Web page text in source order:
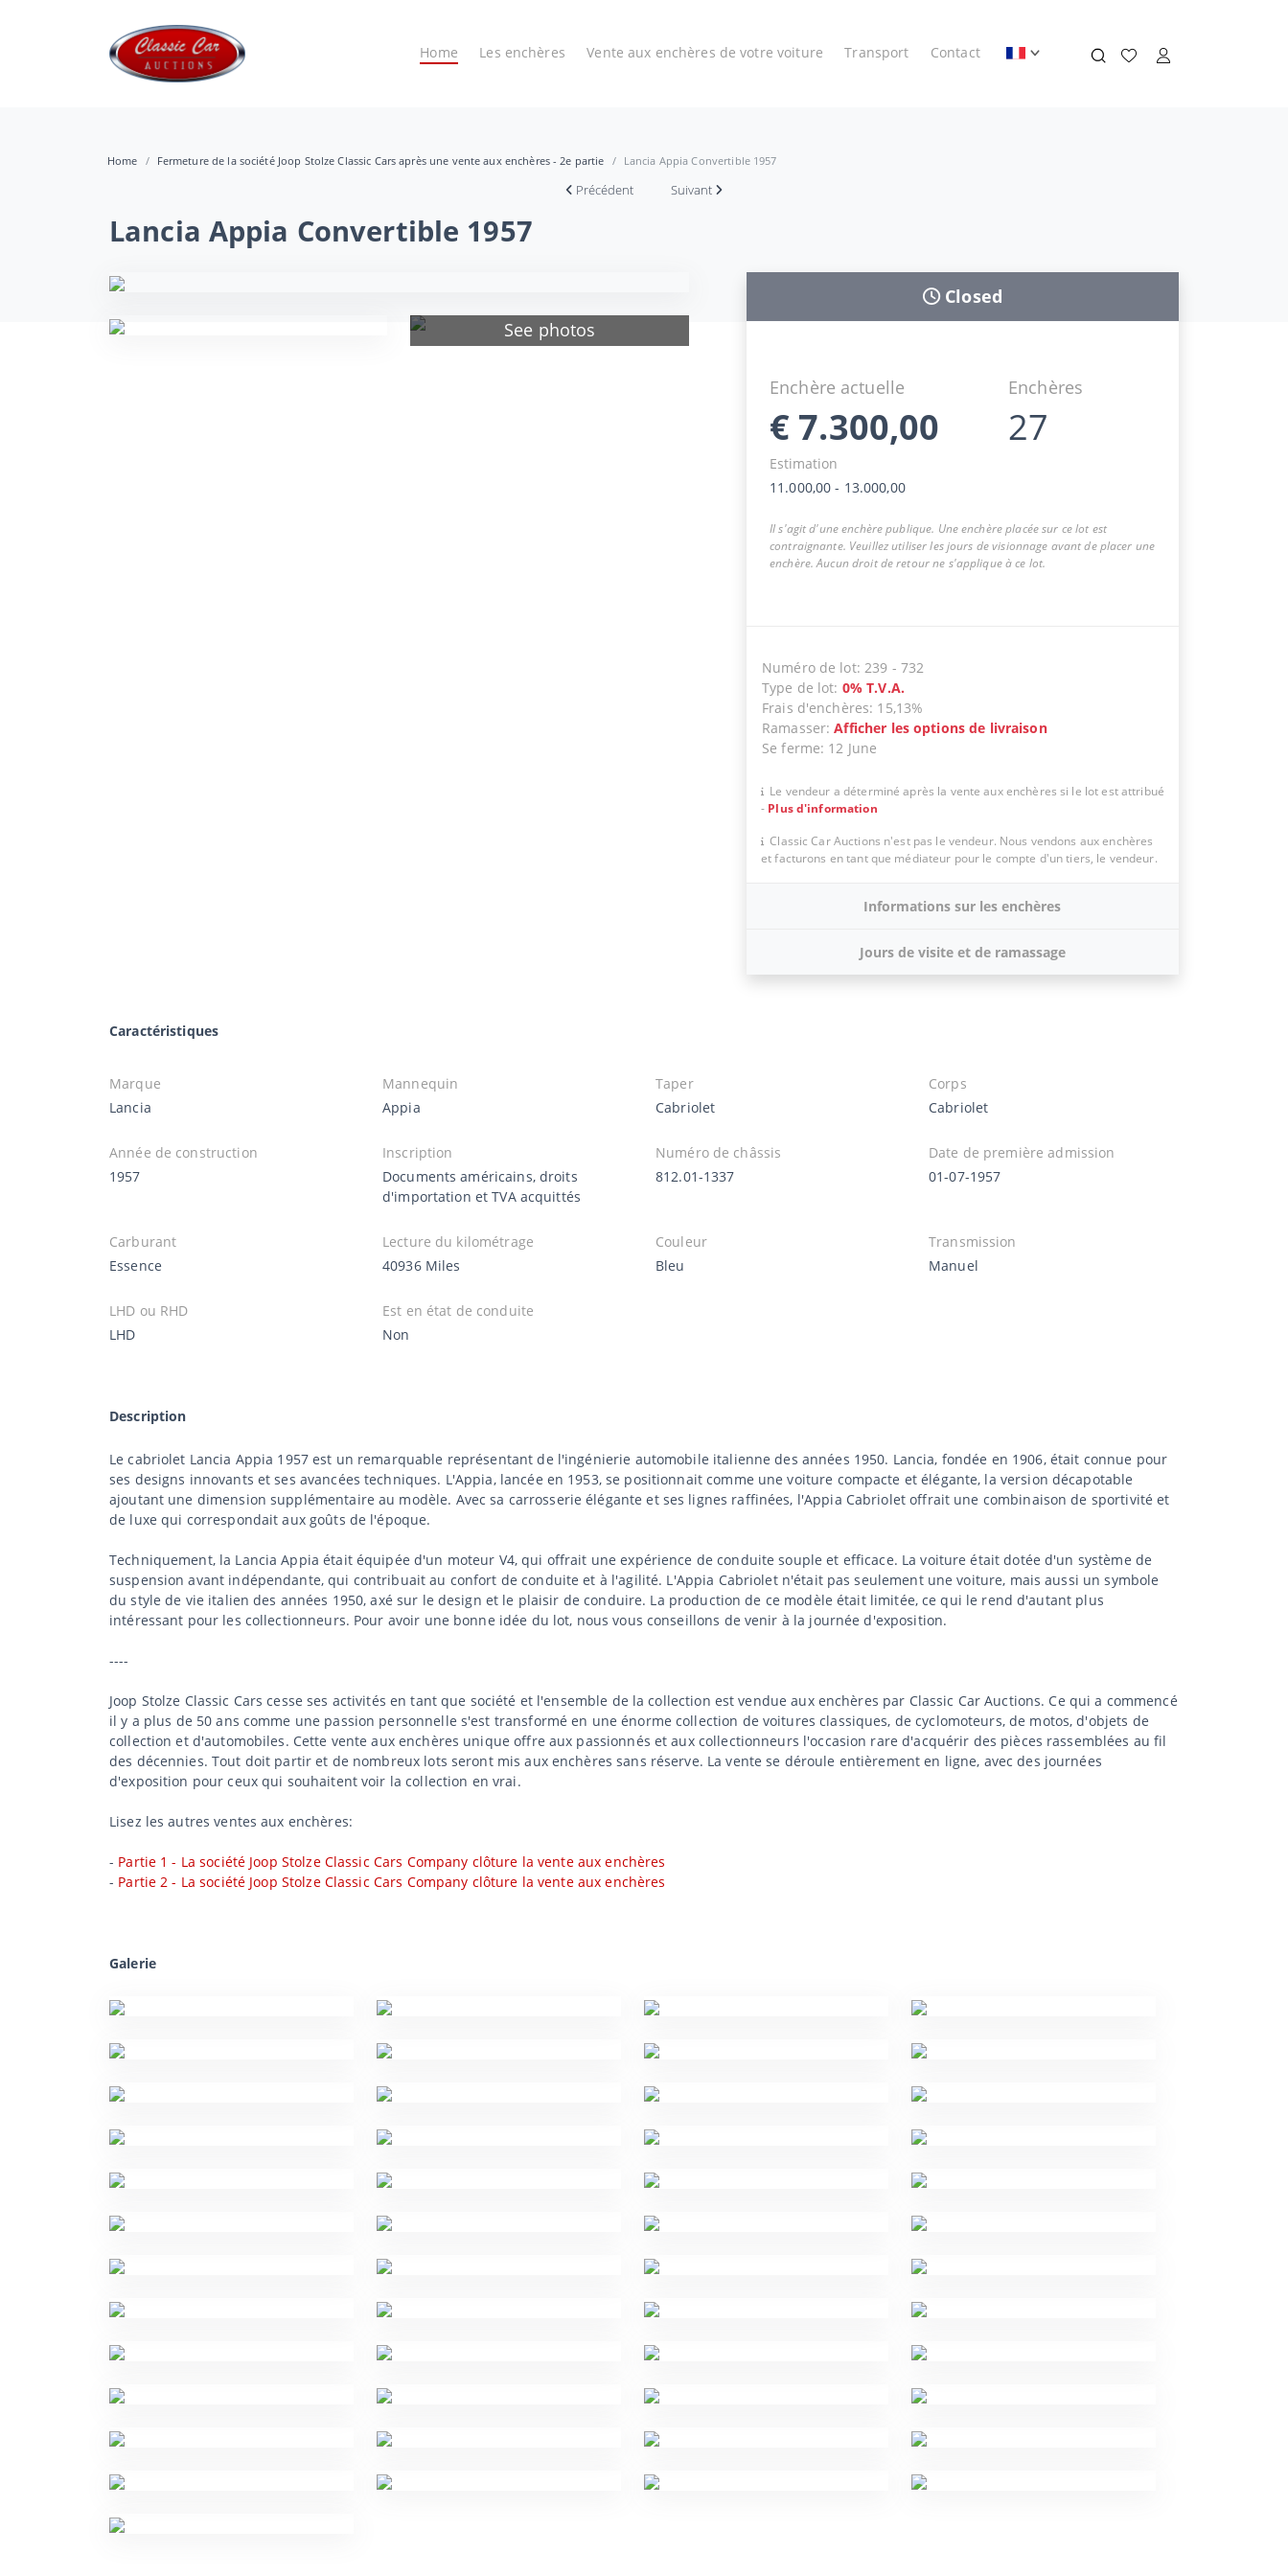
Home Les enchères Vente aux enchères de votre voiture Transport Contact
Home Fermeture de la société Joop Stolze Classic Cars après une vente aux enchères - 2e partie Lancia Appia Convertible 1957
Précédent Suivant
Lancia Appia Convertible 1957
See photos
Closed
Enchère actuelle
€ 7.300,00
Enchères
27
Estimation
11.000,00 - 13.000,00
Il s'agit d'une enchère publique. Une enchère placée sur ce lot est
contraignante. Veuillez utiliser les jours de visionnage avant de placer une
enchère. Aucun droit de retour ne s'applique à ce lot.
Numéro de lot: 239 - 732
Type de lot: 0% T.V.A.
Frais d'enchères: 15,13%
Ramasser:Afficher les options de livraison
Se ferme: 12 June
Le vendeur a déterminé après la vente aux enchères si le lot est attribué
- Plus d'information
Classic Car Auctions n'est pas le vendeur. Nous vendons aux enchères
et facturons en tant que médiateur pour le compte d'un tiers, le vendeur.
Informations sur les enchères
Jours de visite et de ramassage
Caractéristiques
Marque
Lancia
Mannequin
Appia
Taper
Cabriolet
Corps
Cabriolet
Année de construction
1957
Inscription
Documents américains, droits
d'importation et TVA acquittés
Numéro de châssis
812.01-1337
Date de première admission
01-07-1957
Carburant
Essence
Lecture du kilométrage
40936 Miles
Couleur
Bleu
Transmission
Manuel
LHD ou RHD
LHD
Est en état de conduite
Non
Description
Le cabriolet Lancia Appia 1957 est un remarquable représentant de l'ingénierie automobile italienne des années 1950. Lancia, fondée en 1906, était connue pour
ses designs innovants et ses avancées techniques. L'Appia, lancée en 1953, se positionnait comme une voiture compacte et élégante, la version décapotable
ajoutant une dimension supplémentaire au modèle. Avec sa carrosserie élégante et ses lignes raffinées, l'Appia Cabriolet offrait une combinaison de sportivité et
de luxe qui correspondait aux goûts de l'époque.
Techniquement, la Lancia Appia était équipée d'un moteur V4, qui offrait une expérience de conduite souple et efficace. La voiture était dotée d'un système de
suspension avant indépendante, qui contribuait au confort de conduite et à l'agilité. L'Appia Cabriolet n'était pas seulement une voiture, mais aussi un symbole
du style de vie italien des années 1950, axé sur le design et le plaisir de conduire. La production de ce modèle était limitée, ce qui le rend d'autant plus
intéressant pour les collectionneurs. Pour avoir une bonne idée du lot, nous vous conseillons de venir à la journée d'exposition.
----
Joop Stolze Classic Cars cesse ses activités en tant que société et l'ensemble de la collection est vendue aux enchères par Classic Car Auctions. Ce qui a commencé
il y a plus de 50 ans comme une passion personnelle s'est transformé en une énorme collection de voitures classiques, de cyclomoteurs, de motos, d'objets de
collection et d'automobiles. Cette vente aux enchères unique offre aux passionnés et aux collectionneurs l'occasion rare d'acquérir des pièces rassemblées au fil
des décennies. Tout doit partir et de nombreux lots seront mis aux enchères sans réserve. La vente se déroule entièrement en ligne, avec des journées
d'exposition pour ceux qui souhaitent voir la collection en vrai.
Lisez les autres ventes aux enchères:
- Partie 1 - La société Joop Stolze Classic Cars Company clôture la vente aux enchères
- Partie 2 - La société Joop Stolze Classic Cars Company clôture la vente aux enchères
Galerie